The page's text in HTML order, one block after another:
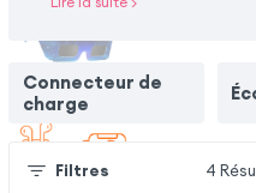
Connecteur de
charge
Filtres 4